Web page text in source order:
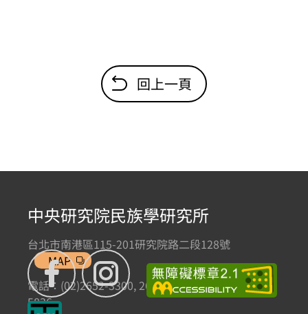
回上一頁
中央研究院民族學研究所
台北市南港區115-201研究院路二段128號
MAP
電話：(02)2652-3300, 2652-3301 傳真：(02)2785-
5836